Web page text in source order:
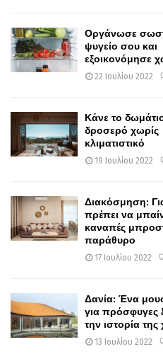
Οργάνωσε
ψυγείο σου και
εξοικονόμησε
22 Ιουλίου 2022
Κάνε το
δροσερό χωρίς
κλιματιστικό
19 Ιουλίου 2022
Διακόσμηση:
πρέπει να
καναπές
παράθυρο
17 Ιουλίου 2022
Δανία: Ένα
για πρόσφυγες
την ιστορία
13 Ιουλίου 2022